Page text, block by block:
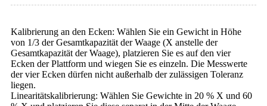
Kalibrierung an den Ecken: Wählen Sie ein Gewicht in Höhe
von 1/3 der Gesamtkapazität der Waage (X anstelle der
Gesamtkapazität der Waage), platzieren Sie es auf den vier
Ecken der Plattform und wiegen Sie es einzeln. Die Messwerte
der vier Ecken dürfen nicht außerhalb der zulässigen Toleranz
liegen.
Linearitätskalibrierung: Wählen Sie Gewichte in 20 % X und 60